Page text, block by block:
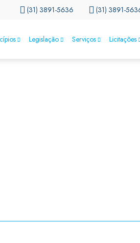
(31) 3891-5636 (31) 3891-
Legislação Serviços Licitações